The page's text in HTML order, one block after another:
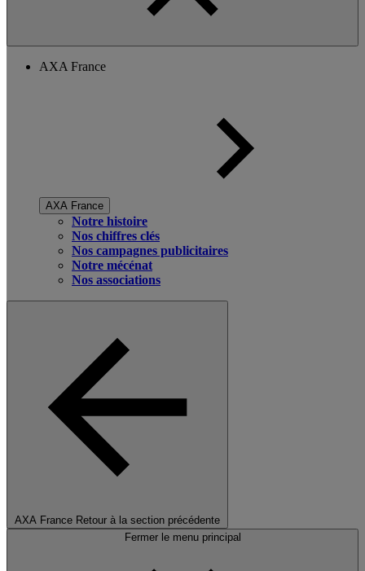
AXA France
AXA France
Notre histoire
Nos chiffres clés
Nos campagnes publicitaires
Notre mécénat
Nos associations
AXA France Retour à la section précédente
Fermer le menu principal